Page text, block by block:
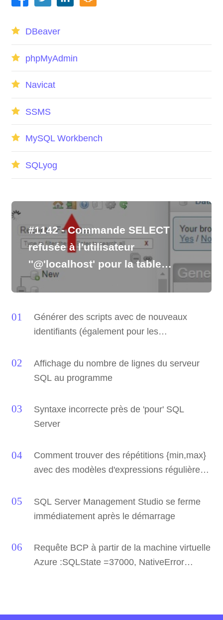
DBeaver
phpMyAdmin
Navicat
SSMS
MySQL Workbench
SQLyog
#1142 - Commande SELECT
refusée à l'utilisateur
''@'localhost' pour la table
'pma_table_uiprefs'
Générer des scripts avec de nouveaux
identifiants (également pour les
Affichage du nombre de lignes du serveur
SQL au programme
Syntaxe incorrecte près de 'pour' SQL
Server
Comment trouver des répétitions {min,max}
avec des modèles d'expressions régulières
Replace ?
SQL Server Management Studio se ferme
immédiatement après le démarrage
Requête BCP à partir de la machine virtuelle
Azure :SQLState =37000, NativeError